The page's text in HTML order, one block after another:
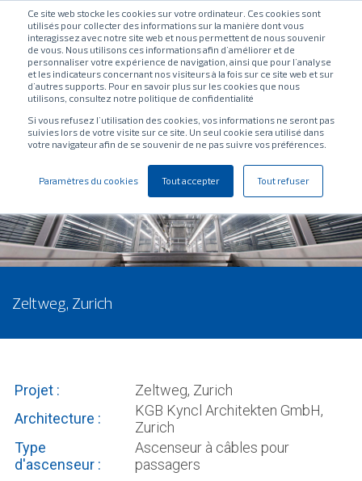
Ce site web stocke les cookies sur votre ordinateur. Ces cookies sont
utilisés pour collecter des informations sur la manière dont vous
interagissez avec notre site web et nous permettent de nous souvenir
de vous. Nous utilisons ces informations afin d'améliorer et de
personnaliser votre expérience de navigation, ainsi que pour l'analyse
et les indicateurs concernant nos visiteurs à la fois sur ce site web et sur
d'autres supports. Pour en savoir plus sur les cookies que nous
utilisons, consultez notre politique de confidentialité
Si vous refusez l'utilisation des cookies, vos informations ne seront pas
suivies lors de votre visite sur ce site. Un seul cookie sera utilisé dans
votre navigateur afin de se souvenir de ne pas suivre vos préférences.
Paramètres du cookies Tout accepter Tout refuser
Zeltweg, Zurich
Projet :
Zeltweg, Zurich
Architecture :
KGB Kyncl Architekten GmbH,
Zurich
Type
d'ascenseur :
Ascenseur à câbles pour
passagers